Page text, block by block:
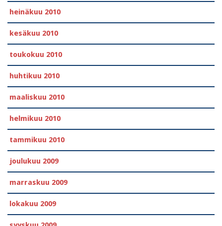
heinäkuu 2010
kesäkuu 2010
toukokuu 2010
huhtikuu 2010
maaliskuu 2010
helmikuu 2010
tammikuu 2010
joulukuu 2009
marraskuu 2009
lokakuu 2009